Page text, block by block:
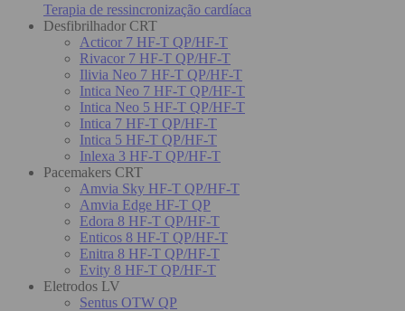
Terapia de ressincronização cardíaca
Desfibrilhador CRT
Acticor 7 HF-T QP/HF-T
Rivacor 7 HF-T QP/HF-T
Ilivia Neo 7 HF-T QP/HF-T
Intica Neo 7 HF-T QP/HF-T
Intica Neo 5 HF-T QP/HF-T
Intica 7 HF-T QP/HF-T
Intica 5 HF-T QP/HF-T
Inlexa 3 HF-T QP/HF-T
Pacemakers CRT
Amvia Sky HF-T QP/HF-T
Amvia Edge HF-T QP
Edora 8 HF-T QP/HF-T
Enticos 8 HF-T QP/HF-T
Enitra 8 HF-T QP/HF-T
Evity 8 HF-T QP/HF-T
Eletrodos LV
Sentus OTW QP